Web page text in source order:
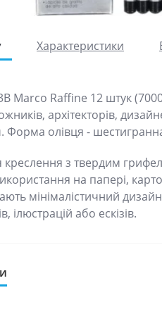
Характеристики
3B Marco Raffine 12 штук
архітекторів,
Форма олівця -
креслення з твердим
на папері,
мінімалістичний
ілюстрацій або ескізів.